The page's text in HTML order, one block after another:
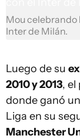
Mou celebrando
Inter de Milán.
Luego de su
2010 y 2013, el
donde ganó
Liga en su
Manchester